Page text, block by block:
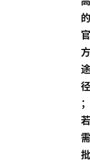
的
官
方
途
径
；
若
需
批